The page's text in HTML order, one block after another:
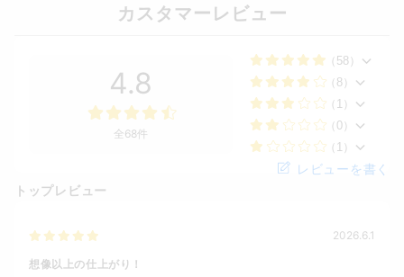
カスタマーレビュー
4.8
全68件
（58）
（8）
（1）
（0）
（1）
レビューを書く
トップレビュー
2026.6.1
想像以上の仕上がり！